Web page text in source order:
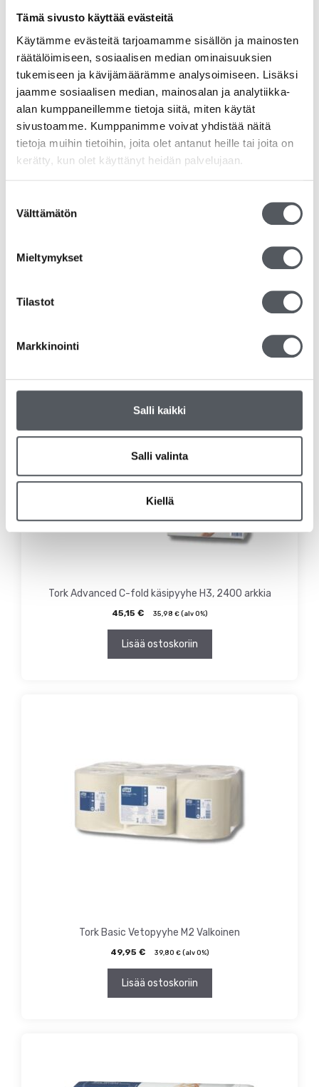
Tämä sivusto käyttää evästeitä
Käytämme evästeitä tarjoamamme sisällön ja mainosten
räätälöimiseen, sosiaalisen median ominaisuuksien
tukemiseen ja kävijämäärämme analysoimiseen. Lisäksi
jaamme sosiaalisen median, mainosalan ja analytiikka-
alan kumppaneillemme tietoja siitä, miten käytät
sivustoamme. Kumppanimme voivat yhdistää näitä
tietoja muihin tietoihin, joita olet antanut heille tai joita on
kerätty, kun olet käyttänyt heidän palvelujaan.
valinta
Välttämätön
Mieltymykset
Tilastot
Markkinointi
Salli kaikki
Salli valinta
Kiellä
Satino Prestige Käsipyyhe Z-fold, 3750 arkkia
Tork Advanced C-fold käsipyyhe H3, 2400 arkkia
45,15 € 35,98 €(alv 0%)
Lisää ostoskoriin
Tork Basic Vetopyyhe M2 Valkoinen
49,95 € 39,80 €(alv 0%)
Lisää ostoskoriin